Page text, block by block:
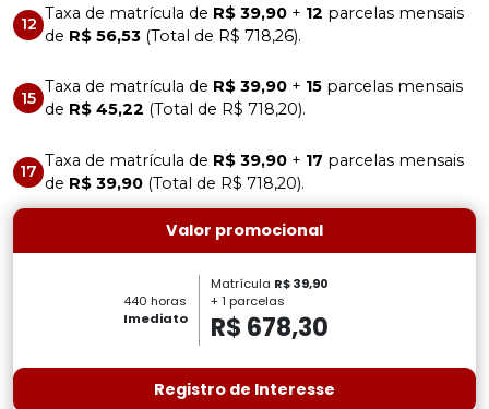
12
Taxa de matrícula de R$ 39,90+ 12 parcelas mensais
de R$ 56,53(Total de R$ 718,26).
15
Taxa de matrícula de R$ 39,90+ 15parcelas mensais
de R$ 45,22 (Total de R$ 718,20).
17
Taxa de matrícula de R$ 39,90+ 17 parcelas mensais
de R$ 39,90(Total de R$ 718,20).
Valor promocional
440 horas
Imediato
Matrícula R$ 39,90
+ 1 parcelas
R$ 678,30
Registro de Interesse